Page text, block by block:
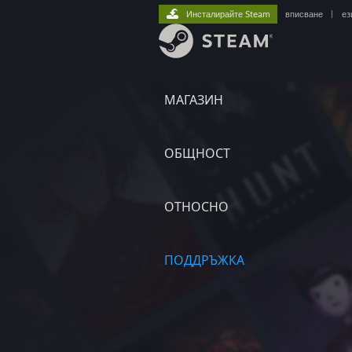
МАГАЗИН
ОБЩНОСТ
ОТНОСНО
ПОДДРЪЖКА
Инсталирайте Steam вписване